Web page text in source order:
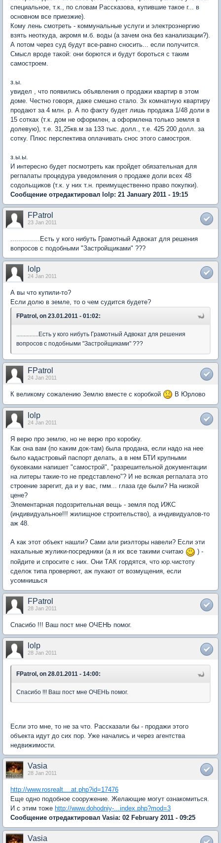
специальное, т.к., по словам Рассказова, купившие такое г... в
основном все приезжие).
Кому лень смотреть - коммунальные услуги и электроэнергию
взять неоткуда, акромя м.б. воды (а зачем она без канализации?).
А потом через суд будут все-равно сносить... если получится.
Смысл вроде такой: они борются и будут бороться с таким
самостроем.
з.ы.
увидел , что появились объявления о продажи квартир в этом
доме. Честно говоря, даже смешно стало. 3х комнатную квартиру
продают за 4 млн. р. А по факту будет лишь продажа 1/48 доли в
15 сотках (т.к. дом не оформлен, а оформлена только земля в
долевую), т.е. 31,25кв.м за 133 тыс. долл., т.е. 425 200 долл. за
сотку. Плюс перспектива оплачивать снос этого самостроя.
з.ы.ы.
И интересно будет посмотреть как пройдет обязательная для
регпалаты процедура уведомления о продаже доли всех 48
содольщиков (т.к. у них т.н. преимущественно право покупки).
Сообщение отредактировал lolp: 21 January 2011 - 19:15
FPatrol
23 Jan 2011
...............Есть у кого нибуть Грамотный Адвокат для решения
вопросов с подобными "Застройщиками" ???
lolp
24 Jan 2011
А вы что купили-то?
Если долю в земле, то о чем судится будете?
FPatrol, on 23.01.2011 - 01:02:
...............Есть у кого нибуть Грамотный Адвокат для решения
вопросов с подобными "Застройщиками" ???
FPatrol
24 Jan 2011
К великому сожалению Землю вместе с коробкой В Юрлово
lolp
24 Jan 2011
Я верю про землю, но не верю про коробку.
Как она вам (по каким док-там) была продана, если надо на нее
было кадастровый паспорт делать, а в нем БТИ крупными
буковками напишет "самострой", "разрешительной документации
на литеры такие-то не представлено"? И не всякая регпалата это
строение зарегит, да и у вас, гмм... глаза где были? На низкой
цене?
Элементарная подозрительная вещь - земля под ИЖС
(индивидуальное!!! жилищное строительство), а индивидуалов-то
аж 48.
А как этот объект нашли? Сами али риэлторы навели? Если эти
нахальные жулики-посредники (а я их все такими считаю
) -
пойдите и спросите с них. Они ТАК гордятся, что юр.чистоту
сделок типа проверяют, аж пукают от возмущения, если
усомнишься
FPatrol
28 Jan 2011
Спасибо !!! Ваш пост мне ОЧЕНЬ помог.
lolp
28 Jan 2011
FPatrol, on 28.01.2011 - 14:00:
Спасибо !!! Ваш пост мне ОЧЕНЬ помог.
Если это мне, то не за что. Рассказали бы - продажи этого
объекта идут до сих пор. Уже начались и через агентства
недвижимости.
Vasia
28 Jan 2011
http://www.rosrealt....at.php?id=17476
Еще одно подобное сооружение. Желающие могут ознакомиться.
И с этим тоже http://www.dohodniy-...index.php?mod=3
Сообщение отредактировал Vasia: 02 February 2011 - 09:25
Vasia